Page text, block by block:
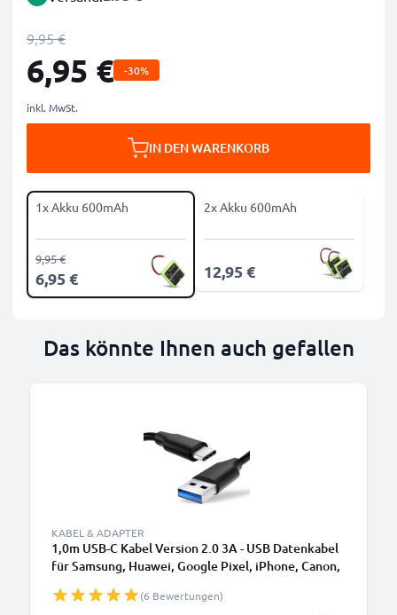
9,95 €
6,95 € -30%
inkl. MwSt.
IN DEN WARENKORB
1x Akku 600mAh
6,95 €
9,95 €
2x Akku 600mAh
12,95 €
Das könnte Ihnen auch gefallen
KABEL & ADAPTER
1,0m USB-C Kabel Version 2.0 3A - USB Datenkabel
für Samsung, Huawei, Google Pixel, iPhone, Canon,
(6 Bewertungen)